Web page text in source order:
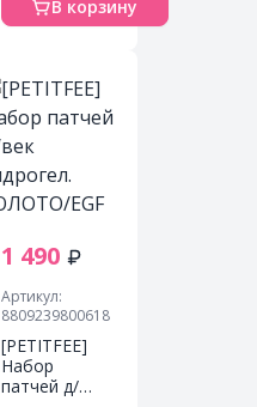
протеинами
шёлка 60шт
В корзину
1 490
Артикул:
8809239800618
[PETITFEE]
Набор
патчей д/